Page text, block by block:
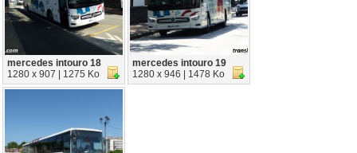
mercedes intouro 18
1280 x 907 | 1275 Ko
mercedes intouro 19
1280 x 946 | 1478 Ko